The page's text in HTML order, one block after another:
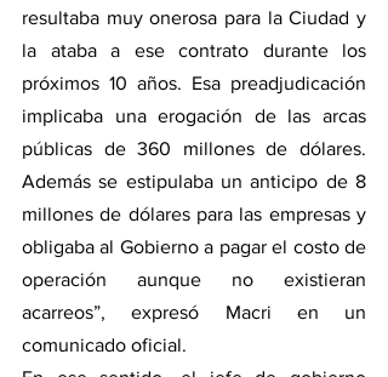
resultaba muy onerosa para la Ciudad y
la ataba a ese contrato durante los
próximos 10 años. Esa preadjudicación
implicaba una erogación de las arcas
públicas de 360 millones de dólares.
Además se estipulaba un anticipo de 8
millones de dólares para las empresas y
obligaba al Gobierno a pagar el costo de
operación aunque no existieran
acarreos”, expresó Macri en un
comunicado oficial.